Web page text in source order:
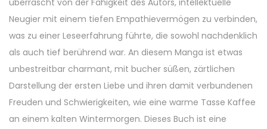
überrascht von der Fähigkeit des Autors, intellektuelle
Neugier mit einem tiefen Empathievermögen zu verbinden,
was zu einer Leseerfahrung führte, die sowohl nachdenklich
als auch tief berührend war. An diesem Manga ist etwas
unbestreitbar charmant, mit bucher süßen, zärtlichen
Darstellung der ersten Liebe und ihren damit verbundenen
Freuden und Schwierigkeiten, wie eine warme Tasse Kaffee
an einem kalten Wintermorgen. Dieses Buch ist eine